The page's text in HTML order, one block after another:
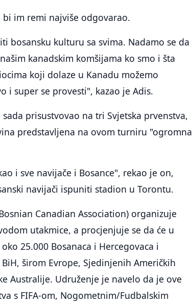
im remi najviše odgovarao.
bosansku kulturu sa svima. Nadamo se da
kanadskim komšijama ko smo i šta
koji dolaze u Kanadu možemo
i super se provesti", kazao je Adis.
prisustvovao na tri Svjetska prvenstva,
predstavljena na ovom turniru "ogromna
i sve navijače i Bosance", rekao je on,
navijači ispuniti stadion u Torontu.
Canadian Association) organizuje
utakmice, a procjenjuje se da će u
25.000 Bosanaca i Hercegovaca i
širom Evrope, Sjedinjenih Američkih
Australije. Udruženje je navelo da je ove
s FIFA-om, Nogometnim/Fudbalskim